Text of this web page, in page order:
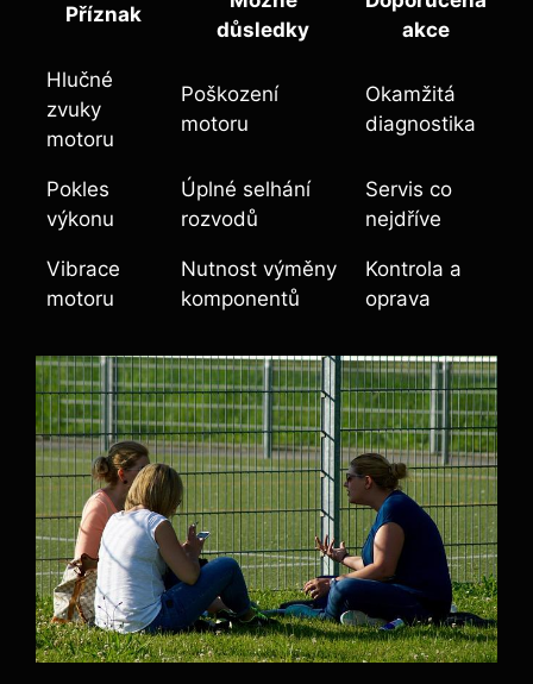
Příznak
důsledky
akce
Hlučné
zvuky
motoru
Poškození
motoru
Okamžitá
diagnostika
Pokles
výkonu
Úplné selhání
rozvodů
Servis co
nejdříve
Vibrace
motoru
Nutnost výměny
komponentů
Kontrola a
oprava